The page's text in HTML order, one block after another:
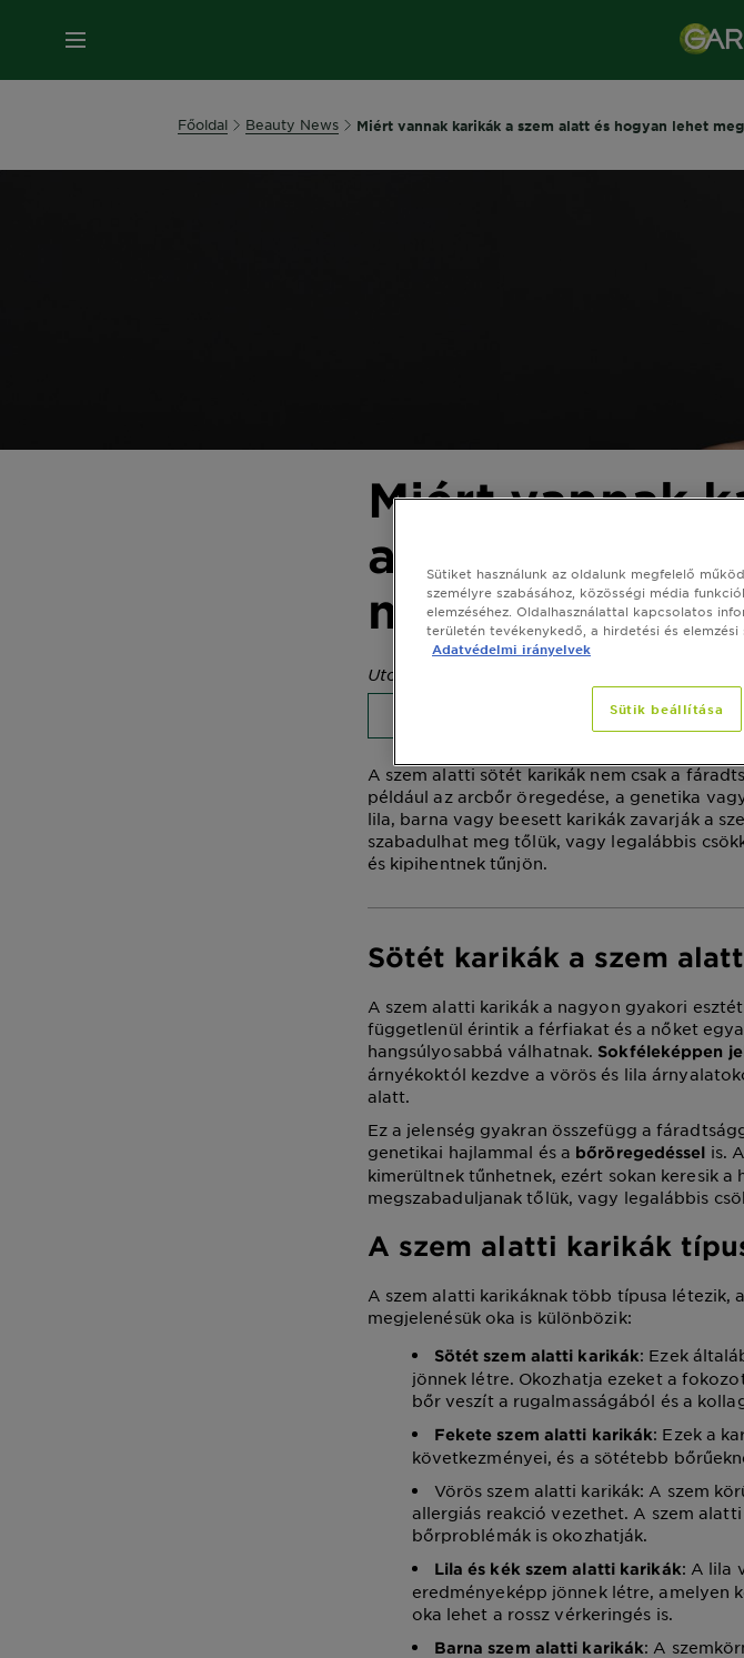
MENÜ
Főoldal Beauty News Miért vannak karikák a szem alatt és hogyan lehet
Miért vannak
alatt és
Utolsó frissítés március 27, 2026
CIKK
A szem alatti sötét karikák nem csak a
például az arcbőr öregedése, a genetika
lila, barna vagy beesett karikák zavarják a
szabadulhat meg tőlük, vagy legalábbis
és kipihentnek tűnjön.
Sötét karikák a szem
A szem alatti karikák a nagyon gyakori
függetlenül érintik a férfiakat és a nőket
hangsúlyosabbá válhatnak. Sokféleképpen
árnyékoktól kezdve a vörös és lila
alatt.
Ez a jelenség gyakran összefügg a
genetikai hajlammal és a bőröregedéssel is.
kimerültnek tűnhetnek, ezért sokan keresik
megszabaduljanak tőlük, vagy legalábbis
A szem alatti karikák
A szem alatti karikáknak több típusa létezik,
megjelenésük oka is különbözik:
Sötét szem alatti karikák: Ezek
jönnek létre. Okozhatja ezeket a
bőr veszít a rugalmasságából és a
Fekete szem alatti karikák: Ezek a
következményei, és a sötétebb
Vörös szem alatti karikák: A szem
allergiás reakció vezethet. A szem
bőrproblémák is okozhatják.
Lila és kék szem alatti karikák: A lila
eredményeképp jönnek létre, amelyen
oka lehet a rossz vérkeringés is.
Barna szem alatti karikák: A
Sütiket használunk az oldalunk megfelelő
személyre szabásához, közösségi média
elemzéséhez. Oldalhasználattal kapcsolatos
területén tevékenykedő, a hirdetési és
Adatvédelmi irányelvek
Sütik beállítása